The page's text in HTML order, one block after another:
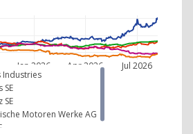
Jan 2026 Apr 2026 Jul 2026
Industries
SE
SE
Motoren Werke AG